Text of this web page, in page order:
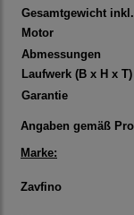
Gesamtgewicht inkl.
Motor
Abmessungen
Laufwerk (B x H x T)
Garantie
Angaben gemäß
Marke:
Zavfino